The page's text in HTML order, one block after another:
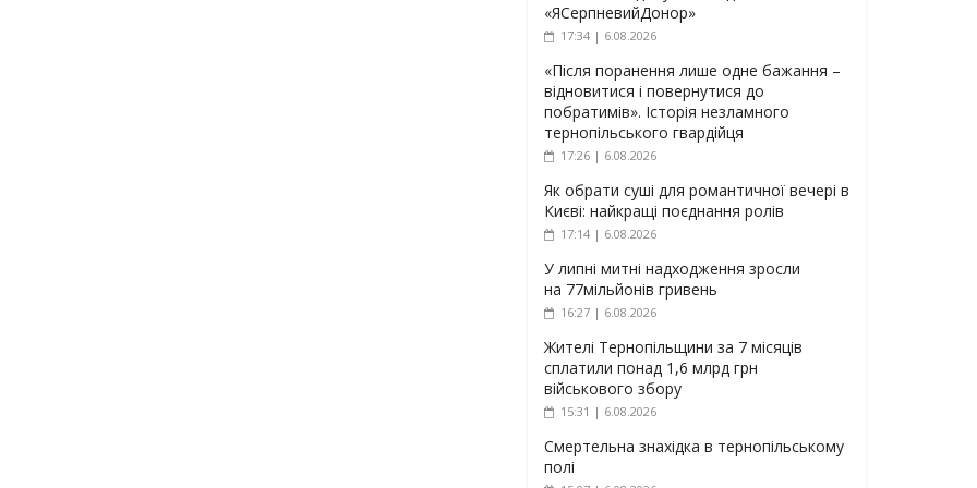
«ЯСерпневийДонор»
17:34 | 6.08.2026
«Після поранення лише одне бажання –
відновитися і повернутися до
побратимів». Історія незламного
тернопільського гвардійця
17:26 | 6.08.2026
Як обрати суші для романтичної вечері в
Києві: найкращі поєднання ролів
17:14 | 6.08.2026
У липні митні надходження зросли
на 77мільйонів гривень
16:27 | 6.08.2026
Жителі Тернопільщини за 7 місяців
сплатили понад 1,6 млрд грн
військового збору
15:31 | 6.08.2026
Смертельна знахідка в тернопільському
полі